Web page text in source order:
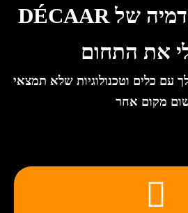
הצטרפי לאקדמיה של DÉCAAR
את התחום
עם כלים וטכנולוגיות שלא תמצאי
מקום אחר